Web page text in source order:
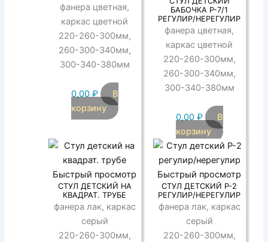
фанера цветная,
каркас цветной
220-260-300мм,
260-300-340мм,
300-340-380мм
0,00 ₽
В
корзину
БАБОЧКА Р-7/1
РЕГУЛИР/НЕРЕГУЛИР
фанера цветная,
каркас цветной
220-260-300мм,
260-300-340мм,
300-340-380мм
0,00 ₽
В
корзину
Быстрый просмотр
СТУЛ ДЕТСКИЙ НА
КВАДРАТ. ТРУБЕ
фанера лак, каркас
серый
220-260-300мм,
Быстрый просмотр
СТУЛ ДЕТСКИЙ Р-2
РЕГУЛИР/НЕРЕГУЛИР
фанера лак, каркас
серый
220-260-300мм,